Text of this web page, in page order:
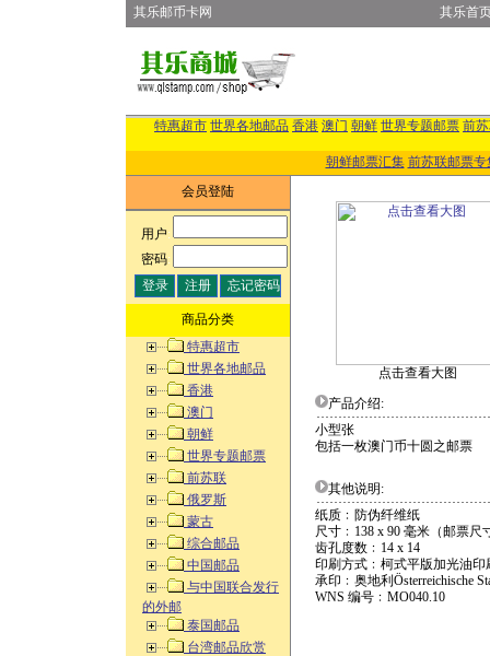
其乐邮币卡网 其乐首
特惠超市 世界各地邮品 香港 澳门 朝鲜 世界专题邮票 前
朝鲜邮票汇集 前苏联邮票专
会员登陆
用户:
密码:
商品分类
特惠超市
世界各地邮品
香港
澳门
朝鲜
世界专题邮票
前苏联
俄罗斯
蒙古
综合邮品
中国邮品
与中国联合发行
的外邮
泰国邮品
台湾邮品欣赏
点击查看大图
产品介绍:
小型张
包括一枚澳门币十圆之邮票
其他说明:
纸质﹕防伪纤维纸
尺寸﹕138 x 90 毫米（邮票尺
齿孔度数﹕14 x 14
印刷方式﹕柯式平版加光油
承印﹕奥地利Österreichische
WNS 编号﹕MO040.10